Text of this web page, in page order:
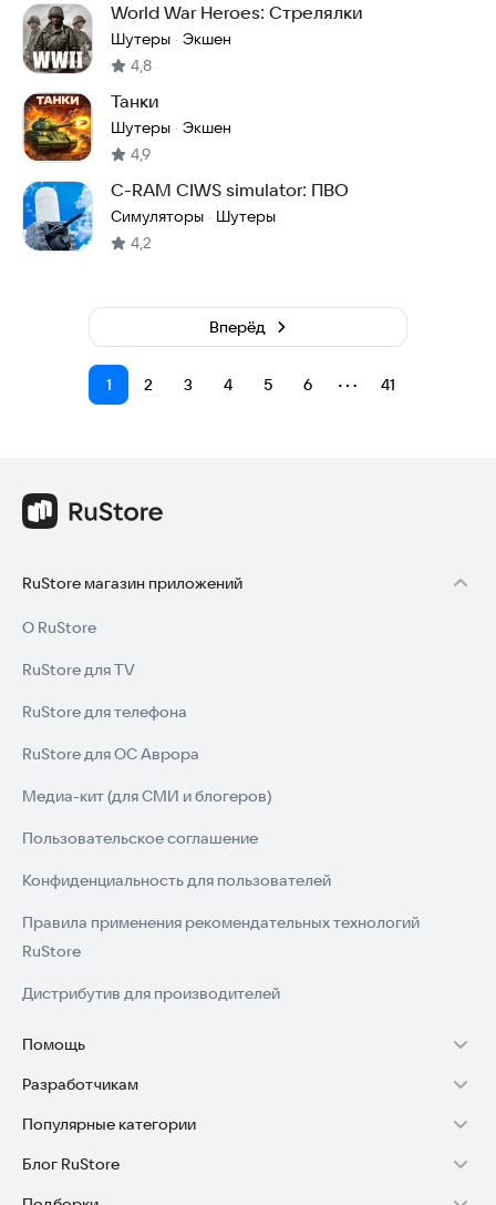
World War Heroes: Стрелялки
Шутеры · Экшен
4,8
Танки
Шутеры · Экшен
4,9
C-RAM CIWS simulator: ПВО
Симуляторы · Шутеры
4,2
1 2 3 4 5 6 ⋯ 41
Вперёд
RuStore магазин приложений
О RuStore
RuStore для TV
RuStore для телефона
RuStore для ОС Аврора
Медиа-кит (для СМИ и блогеров)
Пользовательское соглашение
Конфиденциальность для пользователей
Правила применения рекомендательных технологий
RuStore
Дистрибутив для производителей
Помощь
Установка RuStore на TV
Установка RuStore на телефон
Установка RuStore в машину
Разработчикам
Зарабатывать с RuStore
Стать разработчиком
Популярные категории
Игры для Android
Блог RuStore